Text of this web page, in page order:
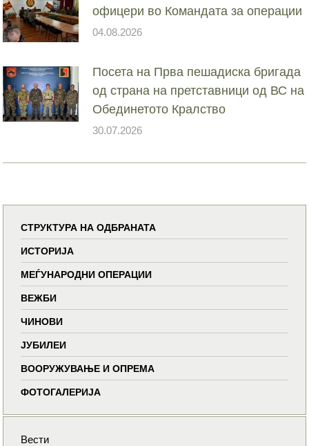
офицери во Командата за операции
04.08.2026
Посета на Прва пешадиска бригада
од страна на претставници од ВС на
Обединетото Кралство
30.07.2026
СТРУКТУРА НА ОДБРАНАТА
ИСТОРИЈА
МЕЃУНАРОДНИ ОПЕРАЦИИ
ВЕЖБИ
ЧИНОВИ
ЈУБИЛЕИ
ВООРУЖУВАЊЕ И ОПРЕМА
ФОТОГАЛЕРИЈА
Вести